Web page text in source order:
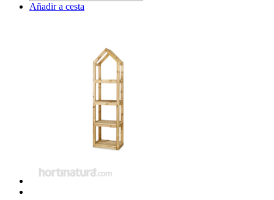
Añadir a cesta